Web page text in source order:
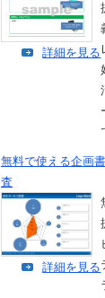
詳細を見る
無料で使える企画
査
詳細を見る